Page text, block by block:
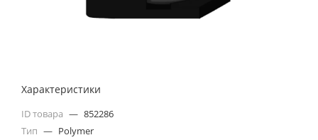
Характеристики
ID товара — 852286
Тип — Polymer